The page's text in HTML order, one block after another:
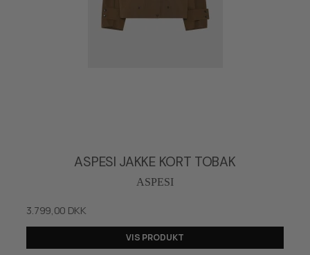
ASPESI JAKKE KORT TOBAK
ASPESI
3.799,00 DKK
VIS PRODUKT